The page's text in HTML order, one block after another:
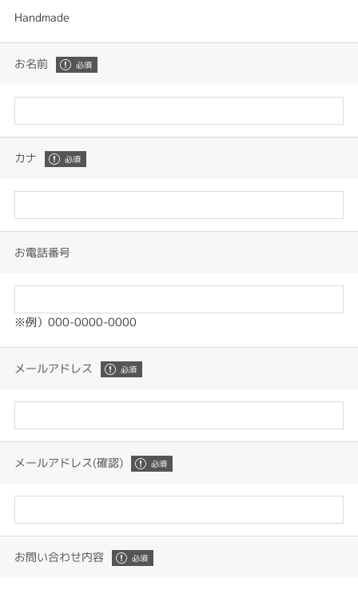
Handmade
お名前
カナ
お電話番号
※例）000-0000-0000
メールアドレス
メールアドレス(確認)
お問い合わせ内容